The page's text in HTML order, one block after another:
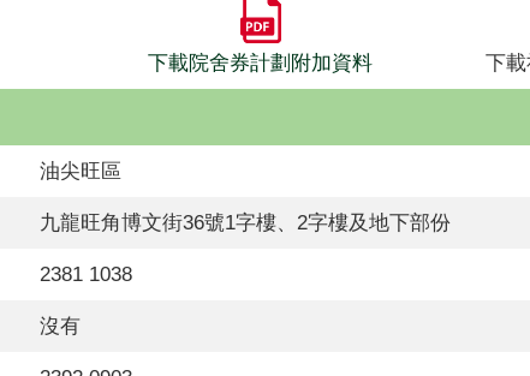
下載院舍券計劃附加資料 下
油尖旺區
九龍旺角博文街36號1字樓、2字樓及地下部份
2381 1038
沒有